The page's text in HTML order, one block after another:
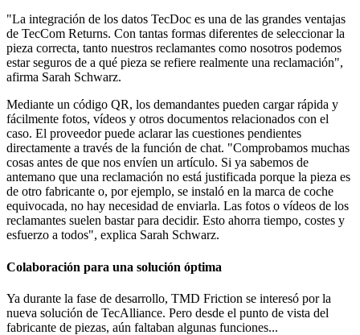
"La integración de los datos TecDoc es una de las grandes ventajas
de TecCom Returns. Con tantas formas diferentes de seleccionar la
pieza correcta, tanto nuestros reclamantes como nosotros podemos
estar seguros de a qué pieza se refiere realmente una reclamación",
afirma Sarah Schwarz.
Mediante un código QR, los demandantes pueden cargar rápida y
fácilmente fotos, vídeos y otros documentos relacionados con el
caso. El proveedor puede aclarar las cuestiones pendientes
directamente a través de la función de chat. "Comprobamos muchas
cosas antes de que nos envíen un artículo. Si ya sabemos de
antemano que una reclamación no está justificada porque la pieza es
de otro fabricante o, por ejemplo, se instaló en la marca de coche
equivocada, no hay necesidad de enviarla. Las fotos o vídeos de los
reclamantes suelen bastar para decidir. Esto ahorra tiempo, costes y
esfuerzo a todos", explica Sarah Schwarz.
Colaboración para una solución óptima
Ya durante la fase de desarrollo, TMD Friction se interesó por la
nueva solución de TecAlliance. Pero desde el punto de vista del
fabricante de piezas, aún faltaban algunas funciones...